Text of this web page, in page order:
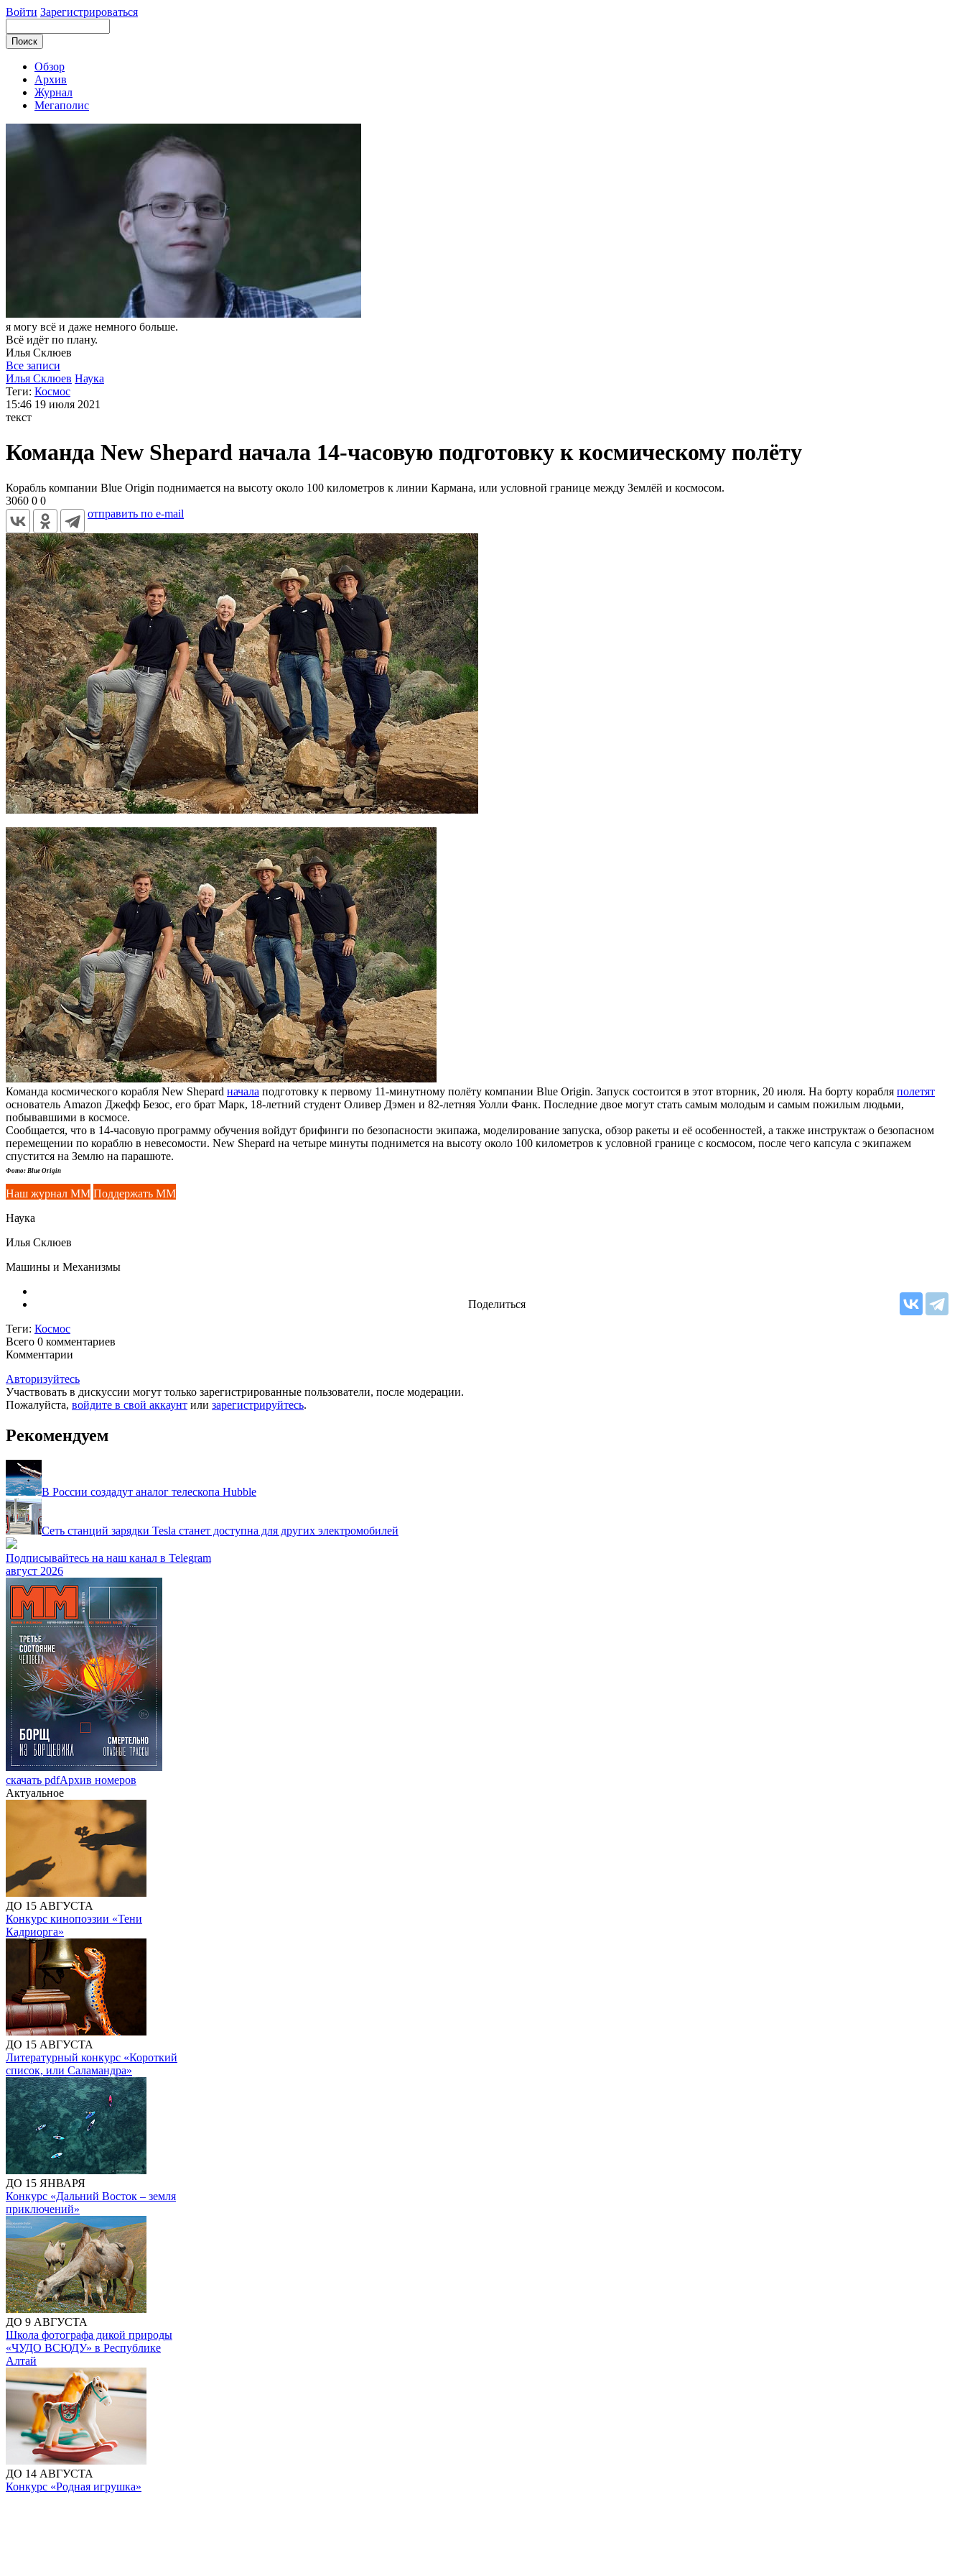
Войти Зарегистрироваться
Обзор
Архив
Журнал
Мегаполис
я могу всё и даже немного больше.
Всё идёт по плану.
Илья Склюев
Все записи
Илья Склюев Наука
Теги: Космос
15:46 19 июля 2021
текст
Команда New Shepard начала 14-часовую подготовку к космическому полёту
Корабль компании Blue Origin поднимается на высоту около 100 километров к линии Кармана, или условной границе между Землёй и космосом.
3060 0 0
отправить по e-mail
Команда космического корабля New Shepard начала подготовку к первому 11-минутному полёту компании Blue Origin. Запуск состоится в этот вторник, 20 июля. На борту корабля полетят
основатель Amazon Джефф Безос, его брат Марк, 18-летний студент Оливер Дэмен и 82-летняя Уолли Фанк. Последние двое могут стать самым молодым и самым пожилым людьми,
побывавшими в космосе.
Сообщается, что в 14-часовую программу обучения войдут брифинги по безопасности экипажа, моделирование запуска, обзор ракеты и её особенностей, а также инструктаж о безопасном
перемещении по кораблю в невесомости. New Shepard на четыре минуты поднимется на высоту около 100 километров к условной границе с космосом, после чего капсула с экипажем
спустится на Землю на парашюте.
Фото: Blue Origin
Наш журнал ММ Поддержать ММ
Наука
Илья Склюев
Машины и Механизмы
Поделиться
Теги: Космос
Всего 0 комментариев
Комментарии
Авторизуйтесь
Участвовать в дискуссии могут только зарегистрированные пользователи, после модерации.
Пожалуйста, войдите в свой аккаунт или зарегистрируйтесь.
Рекомендуем
В России создадут аналог телескопа Hubble
Сеть станций зарядки Tesla станет доступна для других электромобилей
Подписывайтесь на наш канал в Telegram
август 2026
скачать pdfАрхив номеров
Актуальное
ДО 15 АВГУСТА
Конкурс кинопоэзии «Тени
Кадриорга»
ДО 15 АВГУСТА
Литературный конкурс «Короткий
список, или Саламандра»
ДО 15 ЯНВАРЯ
Конкурс «Дальний Восток – земля
приключений»
ДО 9 АВГУСТА
Школа фотографа дикой природы
«ЧУДО ВСЮДУ» в Республике
Алтай
ДО 14 АВГУСТА
Конкурс «Родная игрушка»